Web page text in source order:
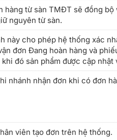
hàng từ sàn TMĐT sẽ đồng bộ
nguyên từ sàn.
này cho phép hệ thống xác
đơn Đang hoàn hàng và
khi đó sản phẩm được cập nhật
nhánh nhận đơn khi có đơn
viên tạo đơn trên hệ thống.